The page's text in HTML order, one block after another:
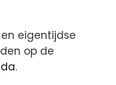
eigentijdse
op de
.